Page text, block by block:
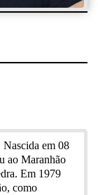
em 08
ao Maranhão
Em 1979
como